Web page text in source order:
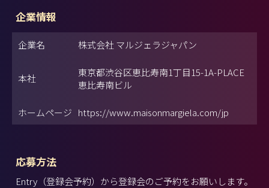
企業情報
企業名 株式会社 マルジェラジャパン
本社
東京都渋谷区恵比寿南1丁目15-1A-PLACE
恵比寿南ビル
ホームページ https://www.maisonmargiela.com/jp
応募方法
Entry（登録会予約）から登録会のご予約をお願いします。